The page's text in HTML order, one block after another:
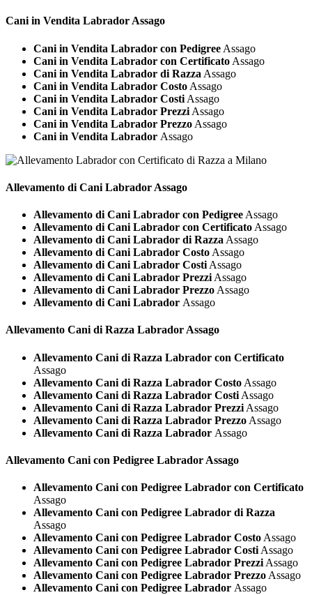
Cani in Vendita Labrador Assago
Cani in Vendita Labrador con Pedigree Assago
Cani in Vendita Labrador con Certificato Assago
Cani in Vendita Labrador di Razza Assago
Cani in Vendita Labrador Costo Assago
Cani in Vendita Labrador Costi Assago
Cani in Vendita Labrador Prezzi Assago
Cani in Vendita Labrador Prezzo Assago
Cani in Vendita Labrador Assago
Allevamento di Cani Labrador Assago
Allevamento di Cani Labrador con Pedigree Assago
Allevamento di Cani Labrador con Certificato Assago
Allevamento di Cani Labrador di Razza Assago
Allevamento di Cani Labrador Costo Assago
Allevamento di Cani Labrador Costi Assago
Allevamento di Cani Labrador Prezzi Assago
Allevamento di Cani Labrador Prezzo Assago
Allevamento di Cani Labrador Assago
Allevamento Cani di Razza Labrador Assago
Allevamento Cani di Razza Labrador con Certificato
Assago
Allevamento Cani di Razza Labrador Costo Assago
Allevamento Cani di Razza Labrador Costi Assago
Allevamento Cani di Razza Labrador Prezzi Assago
Allevamento Cani di Razza Labrador Prezzo Assago
Allevamento Cani di Razza Labrador Assago
Allevamento Cani con Pedigree Labrador Assago
Allevamento Cani con Pedigree Labrador con Certificato
Assago
Allevamento Cani con Pedigree Labrador di Razza
Assago
Allevamento Cani con Pedigree Labrador Costo Assago
Allevamento Cani con Pedigree Labrador Costi Assago
Allevamento Cani con Pedigree Labrador Prezzi Assago
Allevamento Cani con Pedigree Labrador Prezzo Assago
Allevamento Cani con Pedigree Labrador Assago